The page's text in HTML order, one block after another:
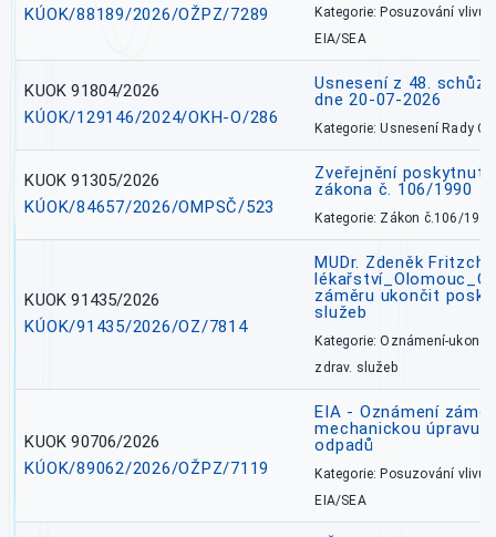
KÚOK/88189/2026/OŽPZ/7289
Kategorie: Posuzování vlivů
EIA/SEA
KUOK 91804/2026
KÚOK/129146/2024/OKH-O/286
Usnesení z 48.
dne 20-07-2026
Kategorie: Usnesení Rady
KUOK 91305/2026
KÚOK/84657/2026/OMPSČ/523
Zveřejnění poskytnutí
zákona č. 106/1990
Kategorie: Zákon č.106/1999
KUOK 91435/2026
KÚOK/91435/2026/OZ/7814
MUDr. Zdeněk
záměru ukončit
služeb
Kategorie: Oznámení-
zdrav. služeb
KUOK 90706/2026
KÚOK/89062/2026/OŽPZ/7119
EIA - Oznámení
mechanickou úpravu
odpadů
Kategorie: Posuzování vlivů
EIA/SEA